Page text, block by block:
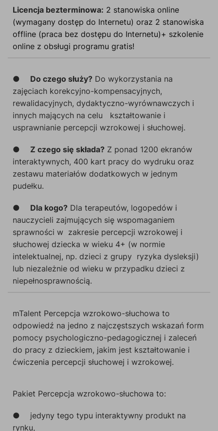
Licencja bezterminowa: 2 stanowiska online
(wymagany dostęp do Internetu) oraz 2 stanowiska
offline (praca bez dostępu do Internetu)+ szkolenie
online z obsługi programu gratis!
● Do czego służy? Do wykorzystania na
zajęciach korekcyjno-kompensacyjnych,
rewalidacyjnych, dydaktyczno-wyrównawczych i
innych mających na celu kształtowanie i
usprawnianie percepcji wzrokowej i słuchowej.
● Z czego się składa? Z ponad 1200 ekranów
interaktywnych, 400 kart pracy do wydruku oraz
zestawu materiałów dodatkowych w jednym
pudełku.
● Dla kogo? Dla terapeutów, logopedów i
nauczycieli zajmujących się wspomaganiem
sprawności w zakresie percepcji wzrokowej i
słuchowej dziecka w wieku 4+ (w normie
intelektualnej, np. dzieci z grupy ryzyka dysleksji)
lub niezależnie od wieku w przypadku dzieci z
niepełnosprawnością.
mTalent Percepcja wzrokowo-słuchowa to
odpowiedź na jedno z najczęstszych wskazań form
pomocy psychologiczno-pedagogicznej i zaleceń
do pracy z dzieckiem, jakim jest kształtowanie i
ćwiczenia percepcji słuchowej i wzrokowej.
Pakiet Percepcja wzrokowo-słuchowa to:
●
jedyny tego typu interaktywny produkt na
rynku,